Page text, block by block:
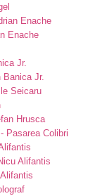
Enache
Enache
Jr.
Jr.
Seicaru
Hrusca
Pasarea Colibri
Alifantis